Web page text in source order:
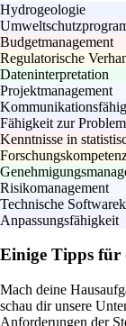
Hydrogeologie
Budgetmanagement
Regulatorische
Dateninterpretation
Projektmanagement
Fähigkeit zur
Kenntnisse in
Risikomanagement
Technische
Anpassungsfähigkeit
Einige Tipps für
Mach deine
schau dir unsere
Anforderungen der